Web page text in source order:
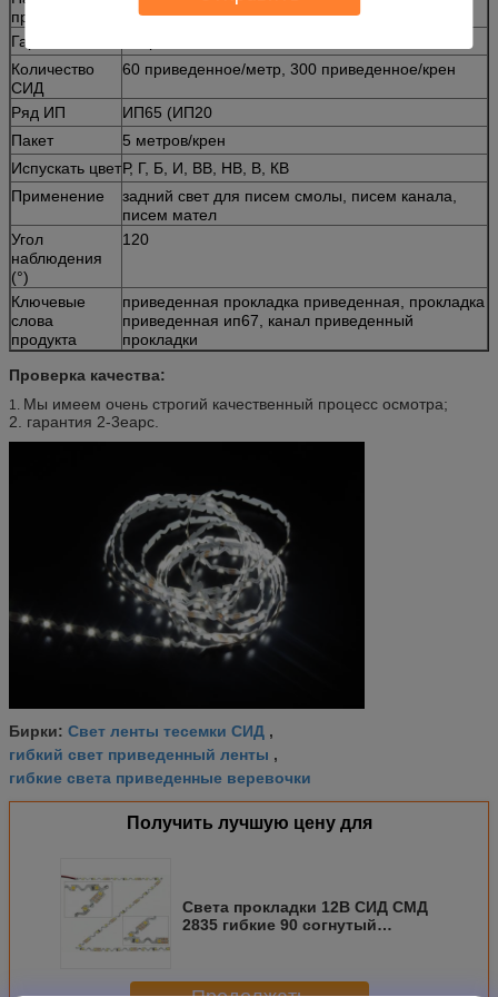
продукта
Гарантия
Количество
СИД
60 приведенное/метр, 300 приведенное/крен
Ряд ИП
ИП65 (ИП20
Пакет
5 метров/крен
Испускать цветР, Г, Б, И, ВВ, НВ, В, КВ
Применение
задний свет для писем смолы, писем канала,
писем мател
Угол
наблюдения
(°)
120
Ключевые
слова
продукта
приведенная прокладка приведенная, прокладка
приведенная ип67, канал приведенный
прокладки
Проверка качества:
1. Мы имеем очень строгий качественный процесс осмотра;
2. гарантия 2-3еарс.
Бирки: Свет ленты тесемки СИД ,
гибкий свет приведенный ленты ,
гибкие света приведенные веревочки
Получить лучшую цену для
Света прокладки 12В СИД СМД
2835 гибкие 90 согнутый